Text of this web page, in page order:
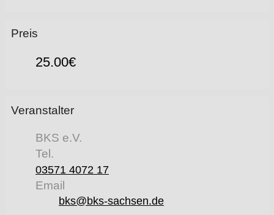
Preis
25.00€
Veranstalter
BKS e.V.
Tel.
03571 4072 17
Email
bks@bks-sachsen.de